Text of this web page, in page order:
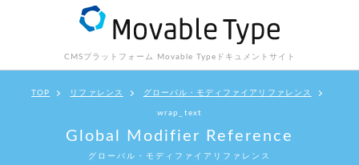
CMSプラットフォーム Movable Type ドキュメントサイト
TOP リファレンス グローバル・モディファイアリファレンス
wrap_text
Global Modifier Reference
グローバル・モディファイアリファレンス